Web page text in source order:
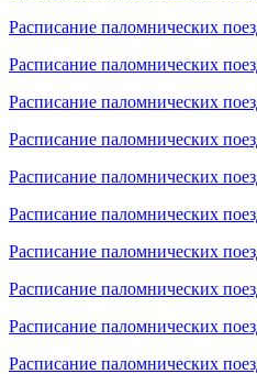
Расписание паломнических
Расписание паломнических
Расписание паломнических
Расписание паломнических
Расписание паломнических
Расписание паломнических
Расписание паломнических
Расписание паломнических
Расписание паломнических
Расписание паломнических